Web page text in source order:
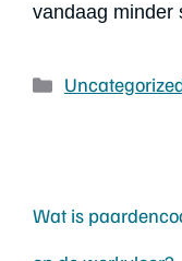
vandaag minder
Wat is